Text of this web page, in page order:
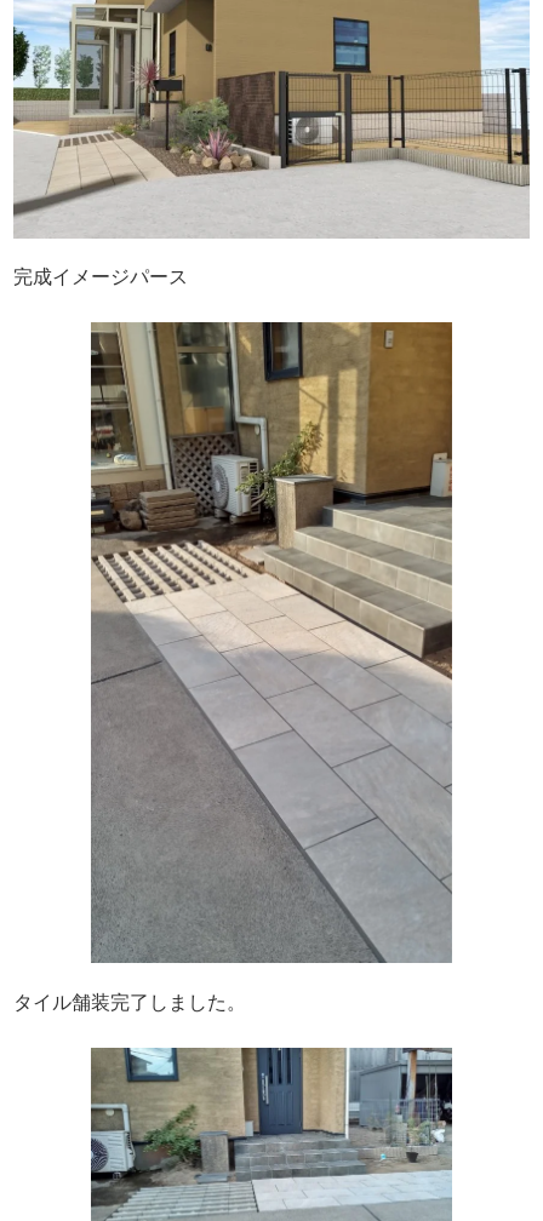
完成イメージパース
タイル舗装完了しました。